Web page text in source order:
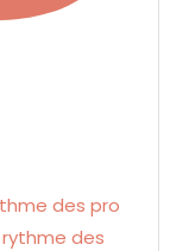
des pro